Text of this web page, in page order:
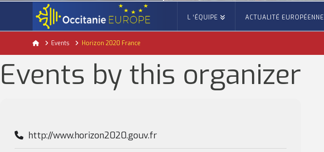
ACTUALITÉ DE L'UNION EUROPÉENNE, ACTUALITÉ DE LA REPRÉSENTATION D’OCCITANIE EUROPE, NUMÉRIQUE- DIGITAL
JUILLET 24, 2026
ACTUALITÉ DE L'UNION EUROPÉENNE, ACTUALITÉ DE LA REPRÉSENTATION D’OCCITANIE EUROPE, ECONOMIE CIRCULAIRE, ÉNERGIE - ENVIRONNEMENT - CLIMAT
JUILLET 24, 2026
L ‘ÉQUIPE ACTUALITÉ EUROPÉENNE
HomeEvents Horizon 2020 France
Events by this organizer
http://www.horizon2020.gouv.fr